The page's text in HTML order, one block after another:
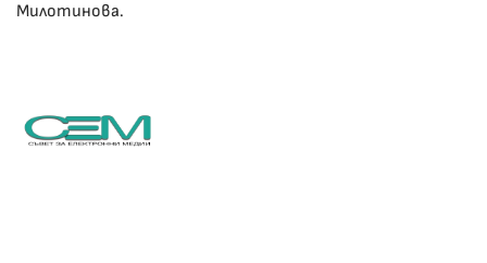
Милотинова.